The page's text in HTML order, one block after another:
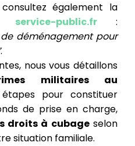
également la
service-public.fr :
déménagement pour
.
nous vous détaillons
militaires au
pour constituer
de prise en charge,
droits à cubageselon
situation familiale.